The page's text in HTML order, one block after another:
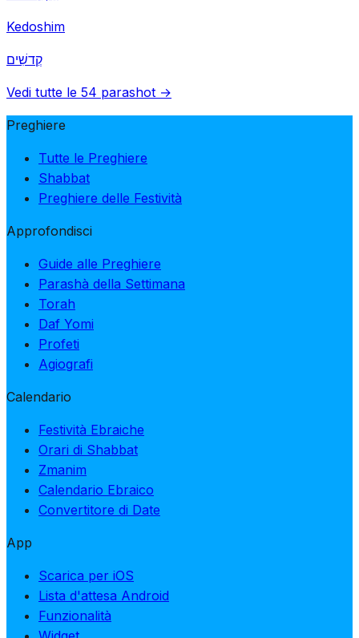
Kedoshim
קְדשִׁים
Vedi tutte le 54 parashot →
Preghiere
Tutte le Preghiere
Shabbat
Preghiere delle Festività
Approfondisci
Guide alle Preghiere
Parashà della Settimana
Torah
Daf Yomi
Profeti
Agiografi
Calendario
Festività Ebraiche
Orari di Shabbat
Zmanim
Calendario Ebraico
Convertitore di Date
App
Scarica per iOS
Lista d'attesa Android
Funzionalità